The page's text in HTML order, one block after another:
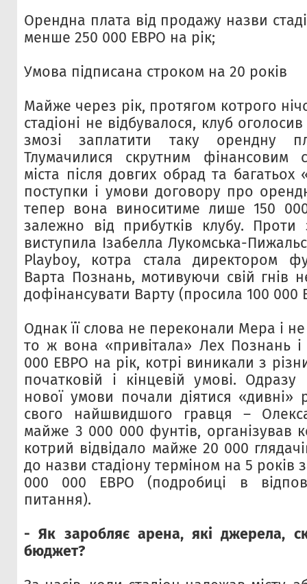
Орендна плата від продажу назви
менше 250 000 ЕВРО на рік;
Умова підписана строком на 20 років
Майже через рік, протягом котрого
стадіоні не відбувалося, клуб
змозі заплатити таку орендну
Тлумачилися скрутним фінансовим
міста після довгих обрад та
поступки і умови договору про
тепер вона виноситиме лише 150
залежно від прибутків клубу. Проти
виступила Ізабелла Лукомська-
Playboy, котра стала директором
Варта Познань, мотивуючи свій гнів
дофінансувати Варту (просила 100 000
Однак її слова не переконали Мера і
то ж вона «привітала» Лех Познань
000 ЕВРО на рік, котрі виникали з
початковій і кінцевій умові. Одразу
нової умови почали діятися «дивні»
свого найшвидшого гравця –
майже 3 000 000 фунтів, організував
котрий відвідало майже 20 000
до назви стадіону терміном на 5 років
000 000 ЕВРО (подробиці в
питання).
- Як заробляє арена, які джерела,
бюджет?